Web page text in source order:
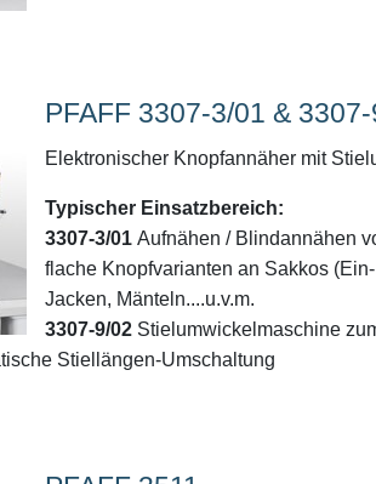
PFAFF 3307-3/01 &
Elektronischer Knopfannäher mit
Typischer Einsatzbereich:
3307-3/01 Aufnähen / Blindannähen
flache Knopfvarianten an Sakkos
Jacken, Mänteln....u.v.m.
3307-9/02 Stielumwickelmaschine
Stiellängen-Umschaltung